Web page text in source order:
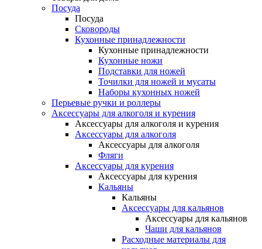
Посуда
Посуда
Сковороды
Кухонные принадлежности
Кухонные принадлежности
Кухонные ножи
Подставки для ножей
Точилки для ножей и мусаты
Наборы кухонных ножей
Перьевые ручки и роллеры
Аксессуары для алкоголя и курения
Аксессуары для алкоголя и курения
Аксессуары для алкоголя
Аксессуары для алкоголя
Фляги
Аксессуары для курения
Аксессуары для курения
Кальяны
Кальяны
Аксессуары для кальянов
Аксессуары для кальянов
Чаши для кальянов
Расходные материалы для